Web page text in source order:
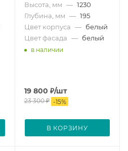
Высота, мм — 1230
Глубина, мм — 195
Цвет корпуса — белый
Цвет фасада — белый
в наличии
19 800 ₽/шт
23 300₽ -15%
В КОРЗИНУ